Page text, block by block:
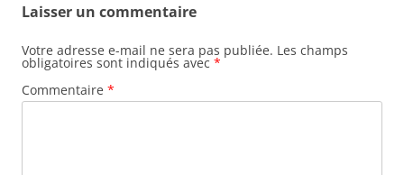
Laisser un commentaire
Votre adresse e-mail ne sera pas publiée. Les champs
obligatoires sont indiqués avec *
Commentaire *